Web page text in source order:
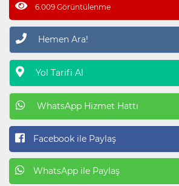
6.009 Görüntülenme
Hemen Ara!
Yol Tarifi Al
WhatsApp Hizmet Hattı
Facebook ile Paylaş
WhatsApp ile Paylaş